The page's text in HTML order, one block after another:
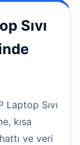
Sıvı
Laptop Sıvı
kısa
ve veri